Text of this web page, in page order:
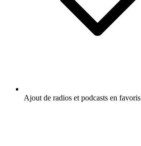
Ajout de radios et podcasts en favoris